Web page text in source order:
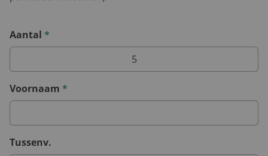
Aantal *
Voornaam *
Tussenv.